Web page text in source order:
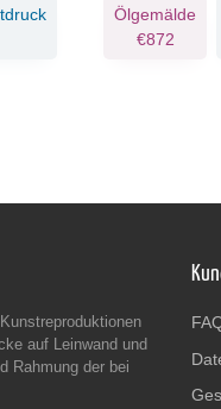
Ölgemälde
€872
auf Leinwand und
Rahmung der bei